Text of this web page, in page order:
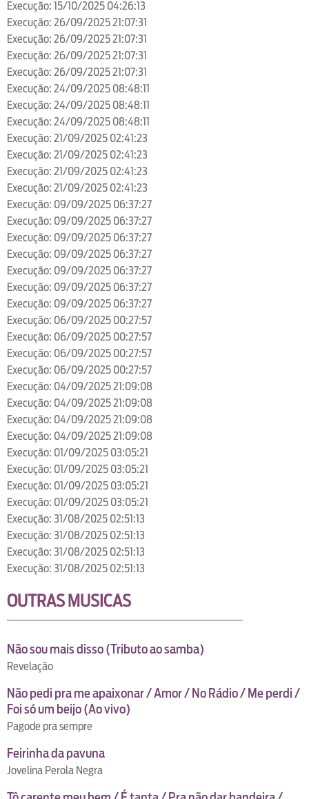
Execução: 15/10/2025 04:26:13
Execução: 26/09/2025 21:07:31
Execução: 26/09/2025 21:07:31
Execução: 26/09/2025 21:07:31
Execução: 26/09/2025 21:07:31
Execução: 24/09/2025 08:48:11
Execução: 24/09/2025 08:48:11
Execução: 24/09/2025 08:48:11
Execução: 21/09/2025 02:41:23
Execução: 21/09/2025 02:41:23
Execução: 21/09/2025 02:41:23
Execução: 21/09/2025 02:41:23
Execução: 09/09/2025 06:37:27
Execução: 09/09/2025 06:37:27
Execução: 09/09/2025 06:37:27
Execução: 09/09/2025 06:37:27
Execução: 09/09/2025 06:37:27
Execução: 09/09/2025 06:37:27
Execução: 09/09/2025 06:37:27
Execução: 06/09/2025 00:27:57
Execução: 06/09/2025 00:27:57
Execução: 06/09/2025 00:27:57
Execução: 06/09/2025 00:27:57
Execução: 04/09/2025 21:09:08
Execução: 04/09/2025 21:09:08
Execução: 04/09/2025 21:09:08
Execução: 04/09/2025 21:09:08
Execução: 01/09/2025 03:05:21
Execução: 01/09/2025 03:05:21
Execução: 01/09/2025 03:05:21
Execução: 01/09/2025 03:05:21
Execução: 31/08/2025 02:51:13
Execução: 31/08/2025 02:51:13
Execução: 31/08/2025 02:51:13
Execução: 31/08/2025 02:51:13
OUTRAS MUSICAS
Não sou mais disso (Tributo ao samba)
Revelação
Não pedi pra me apaixonar / Amor / No Rádio / Me perdi /
Foi só um beijo (Ao vivo)
Pagode pra sempre
Feirinha da pavuna
Jovelina Perola Negra